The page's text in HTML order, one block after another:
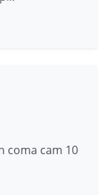
coma cam 10